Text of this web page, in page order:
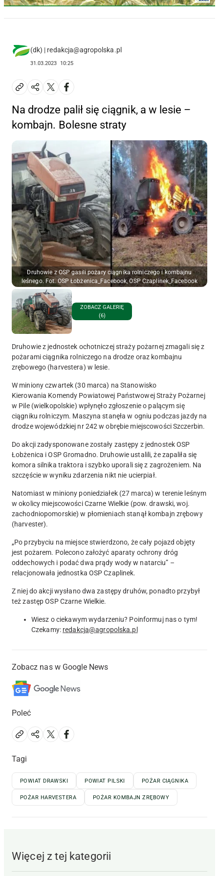
(dk) | redakcja@agropolska.pl
31.03.2023 10:25
Na drodze palił się ciągnik, a w lesie –
kombajn. Bolesne straty
Druhowie z OSP gasili pożary ciągnika rolniczego i kombajnu
leśnego. Fot. OSP Łobżenica_Facebook, OSP Czaplinek_Facebook
ZOBACZ GALERIĘ
(6)
Druhowie z jednostek ochotniczej straży pożarnej zmagali się z
pożarami ciągnika rolniczego na drodze oraz kombajnu
zrębowego (harvestera) w lesie.
W miniony czwartek (30 marca) na Stanowisko
Kierowania Komendy Powiatowej Państwowej Straży Pożarnej
w Pile (wielkopolskie) wpłynęło zgłoszenie o palącym się
ciągniku rolniczym. Maszyna stanęła w ogniu podczas jazdy na
drodze wojewódzkiej nr 242 w obrębie miejscowości Szczerbin.
Do akcji zadysponowane zostały zastępy z jednostek OSP
Łobżenica i OSP Gromadno. Druhowie ustalili, że zapaliła się
komora silnika traktora i szybko uporali się z zagrożeniem. Na
szczęście w wyniku zdarzenia nikt nie ucierpiał.
Natomiast w miniony poniedziałek (27 marca) w terenie leśnym
w okolicy miejscowości Czarne Wielkie (pow. drawski, woj.
zachodniopomorskie) w płomieniach stanął kombajn zrębowy
(harvester).
„Po przybyciu na miejsce stwierdzono, że cały pojazd objęty
jest pożarem. Polecono założyć aparaty ochrony dróg
oddechowych i podać dwa prądy wody w natarciu” –
relacjonowała jednostka OSP Czaplinek.
Z niej do akcji wysłano dwa zastępy druhów, ponadto przybył
też zastęp OSP Czarne Wielkie.
Wiesz o ciekawym wydarzeniu? Poinformuj nas o tym!
Czekamy: redakcja@agropolska.pl
Zobacz nas w Google News
Poleć
Tagi
POWIAT DRAWSKI POWIAT PILSKI POŻAR CIĄGNIKA
POŻAR HARVESTERA POŻAR KOMBAJN ZRĘBOWY
Więcej z tej kategorii